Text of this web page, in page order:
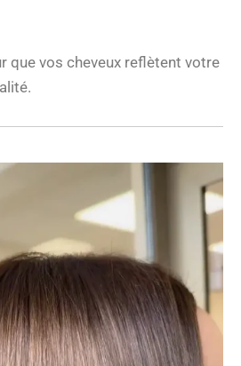
que vos cheveux reflètent votre